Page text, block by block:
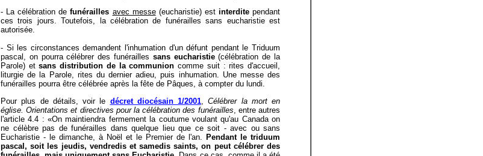
- La célébration defunérailles avec messe(eucharistie) est interditependant
ces trois jours. Toutefois, la célébration de funérailles sans eucharistie est
autorisée.
- Si les circonstances demandent l'inhumation d'un défunt pendant le Triduum
pascal, on pourra célébrer des funérailles sans eucharistie(célébration de la
Parole) etsans distribution de la communion comme suit : rites d'accueil,
liturgie de la Parole, rites du dernier adieu, puis inhumation. Une messe des
funérailles pourra être célébrée après la fête de Pâques, à compter du lundi.
Pour plus de détails, voir le décret diocésain 1/2001 ,Célébrer la mort en
église. Orientations et directives pour la célébration des funérailles , entre autres
l'article 4.4 : «On maintiendra fermement la coutume voulant qu'au Canada on
ne célèbre pas de funérailles dans quelque lieu que ce soit - avec ou sans
Eucharistie - le dimanche, à Noël et le Premier de l'an. Pendant le triduum
pascal, soit les jeudis, vendredis et samedis saints, on peut célébrer des